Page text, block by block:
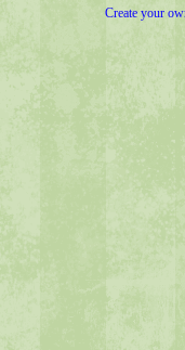
Create your